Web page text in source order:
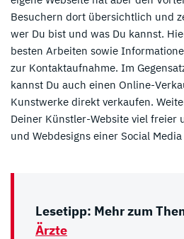
Besuchern dort übersichtlich und
wer Du bist und was Du kannst.
besten Arbeiten sowie
zur Kontaktaufnahme. Im
kannst Du auch einen Online-
Kunstwerke direkt verkaufen.
Deiner Künstler-Website viel freier
und Webdesigns einer Social
Lesetipp: Mehr zum
Ärzte